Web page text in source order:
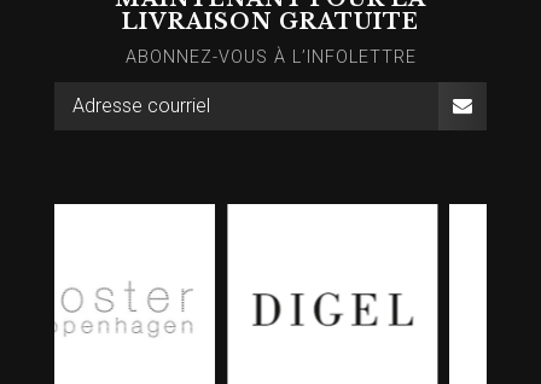
LIVRAISON GRATUITE
ABONNEZ-VOUS À L’INFOLETTRE